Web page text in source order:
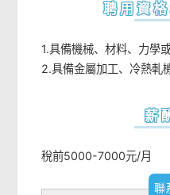
聘用資
1.具備機械、材料、力學
2.具備金屬加工、冷熱軋
薪
稅前5000-7000元/月
聯